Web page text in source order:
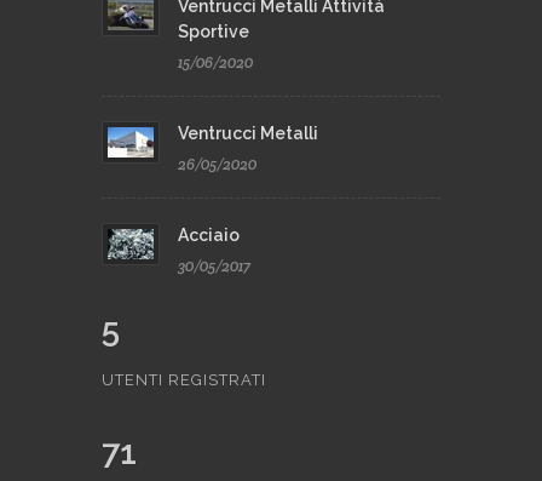
Ventrucci Metalli Attività
Sportive
15/06/2020
Ventrucci Metalli
26/05/2020
Acciaio
30/05/2017
5
UTENTI REGISTRATI
71